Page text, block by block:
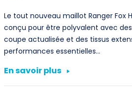
Le tout nouveau maillot Ranger Fox
conçu pour être polyvalent avec
coupe actualisée et des tissus
performances essentielles…
En savoir plus